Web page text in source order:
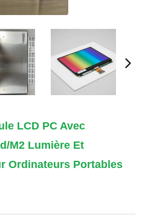
LCD PC Avec
m2 Lumière Et
Ordinateurs Portables